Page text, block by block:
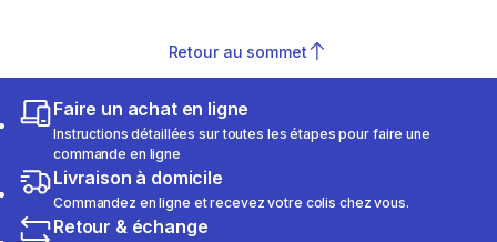
Retour au sommet
Faire un achat en ligne
Instructions détaillées sur toutes les étapes pour faire une
commande en ligne
Livraison à domicile
Commandez en ligne et recevez votre colis chez vous.
Retour & échange